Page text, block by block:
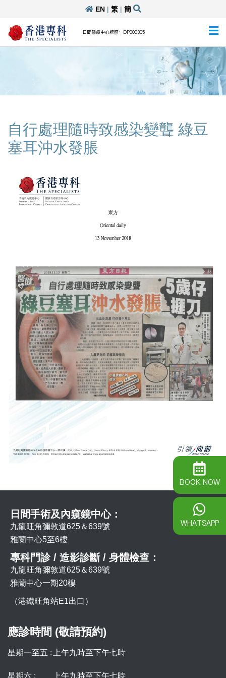
EN| 繁| 簡
日間醫療中心牌照：DP000305
自行處理隨時致感染變聾 綠豆
塞耳沖水發脹
日間手術及內窺鏡中心：
九龍旺角彌敦道625＆639號
雅蘭中心5至6樓
專科門診 / 造影診斷 / 身體檢查：
九龍旺角彌敦道625＆639號
雅蘭中心一期20樓
（港鐵旺角站E1出口）
應診時間 (敬請預約)
星期一至五 : 上午九時至下午七時
星期六 : 上午九時至下午七時
BOOK NOW
WHATSAPP